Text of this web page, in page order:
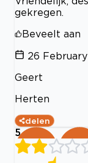
gekregen.
Beveelt aan
26
Geert
Herten
delen
5